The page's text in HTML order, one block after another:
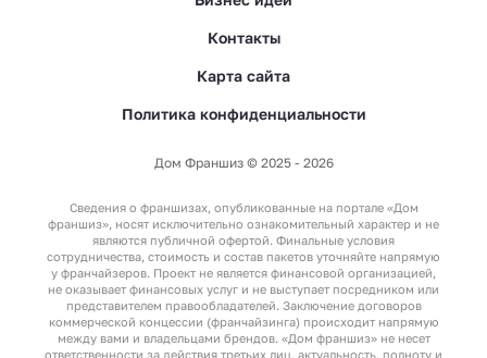
Контакты
Карта сайта
Политика конфиденциальности
Дом Франшиз © 2025 - 2026